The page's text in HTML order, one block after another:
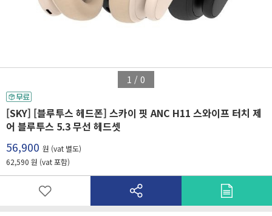
1 / 0
[SKY] [블루투스 헤드폰] 스카이 핏 ANC H11 스와이프 터치 제
어 블루투스 5.3 무선 헤드셋
56,900 원 (vat 별도)
62,590 원 (vat 포함)